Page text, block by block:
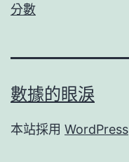
分數
數據的眼淚
本站採用 WordPress